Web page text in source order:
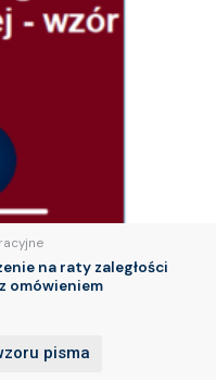
na raty zaległości
omówieniem
pisma